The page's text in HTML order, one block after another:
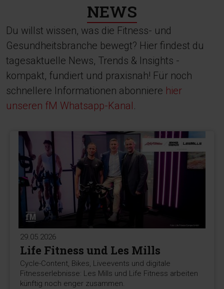
NEWS
Du willst wissen, was die Fitness- und
Gesundheitsbranche bewegt? Hier findest du
tagesaktuelle News, Trends & Insights -
kompakt, fundiert und praxisnah! Für noch
schnellere Informationen abonniere hier
unseren fM Whatsapp-Kanal.
29.05.2026
Life Fitness und Les Mills
Cycle-Content, Bikes, Liveevents und digitale
Fitnesserlebnisse: Les Mills und Life Fitness arbeiten
künftig noch enger zusammen.